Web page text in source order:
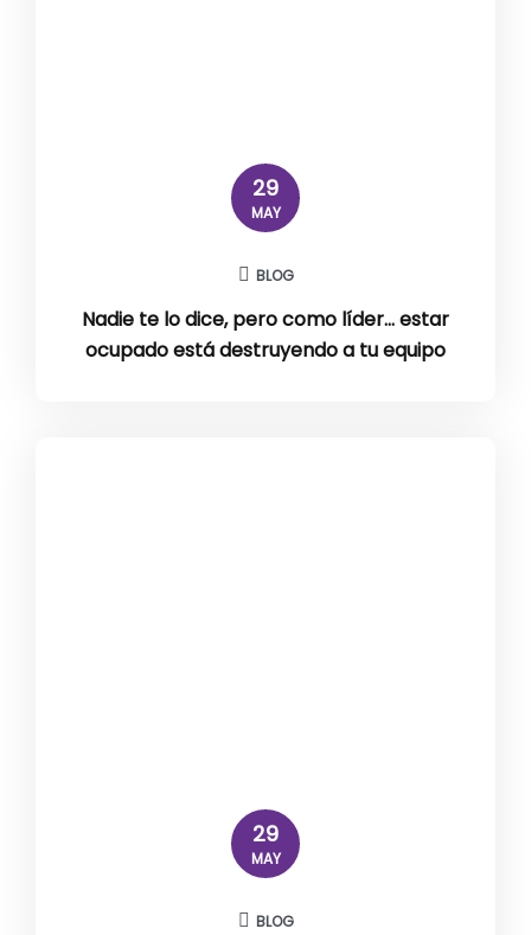
29
MAY
BLOG
Nadie te lo dice, pero como líder… estar
ocupado está destruyendo a tu equipo
29
MAY
BLOG